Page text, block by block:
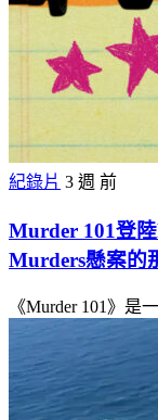
紀錄片 3 週 前
Murder 101登
Murders懸案的
《Murder 101》是